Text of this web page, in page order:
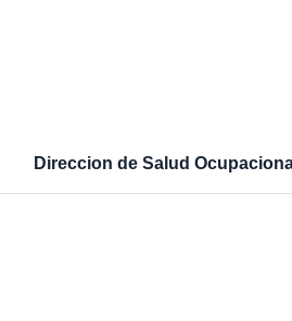
Direccion de Salud